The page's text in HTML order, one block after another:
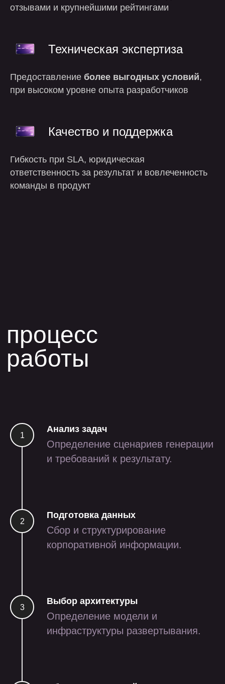
отзывами и крупнейшими рейтингами
Техническая экспертиза
Предоставление более выгодных условий,
при высоком уровне опыта разработчиков
Качество и поддержка
Гибкость при SLA, юридическая
ответственность за результат и вовлеченность
команды в продукт
Анализ задач
Определение сценариев генерации
и требований к результату.
Подготовка данных
Сбор и структурирование
корпоративной информации.
Выбор архитектуры
Определение модели и
инфраструктуры развертывания.